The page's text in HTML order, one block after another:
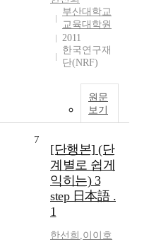
부산대학교
교육대학원
2011
한국연구재
단(NRF)
원문
보기
7
[단행본] (단
계별로 쉽게
익히는) 3
step 日本語 .
1
한선희 ,이이호